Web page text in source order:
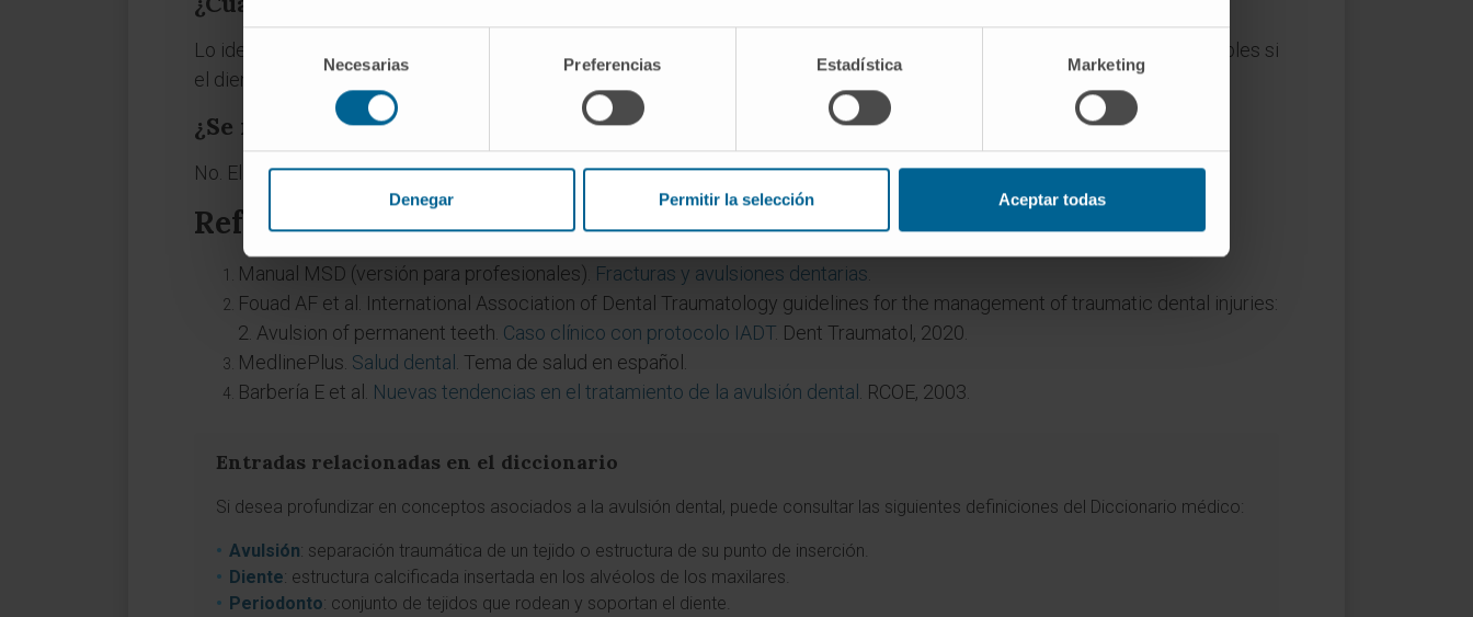
consentimiento
Necesarias Preferencias Estadística Marketing
Denegar Permitir la selección Aceptar todas
Lo ideal son los primeros 20-30 minutos. Hasta una hora, las posibilidades de retención a largo plazo siguen siendo aceptables si
el diente se ha conservado húmedo. Más allá de ese plazo, la raíz tiende a reabsorberse con el tiempo.
¿Se reimplantan los dientes de leche?
No. El reimplante de dientes temporales puede lesionar el germen del diente permanente subyacente.
Referencias
Manual MSD (versión para profesionales). Fracturas y avulsiones dentarias
Fouad AF et al. International Association of Dental Traumatology guidelines for the management of traumatic dental injuries:
2. Avulsion of permanent teeth. Caso clínico con protocolo IADT. Dent Traumatol, 2020.
MedlinePlus. Salud dental
. Tema de salud en español.
Barbería E et al. Nuevas tendencias en el tratamiento de la avulsión dental . RCOE, 2003.
Entradas relacionadas en el diccionario
Si desea profundizar en conceptos asociados a la avulsión dental, puede consultar las siguientes definiciones del Diccionario médico:
Avulsión: separación traumática de un tejido o estructura de su punto de inserción.
Diente: estructura calcificada insertada en los alvéolos de los maxilares.
Periodonto: conjunto de tejidos que rodean y soportan el diente.